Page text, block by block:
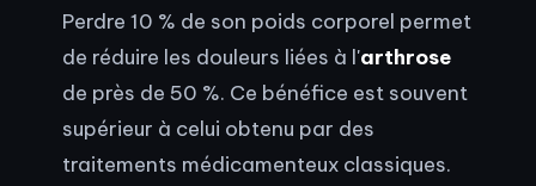
Perdre 10 % de son poids corporel permet
de réduire les douleurs liées à l'arthrose
de près de 50 %. Ce bénéfice est souvent
supérieur à celui obtenu par des
traitements médicamenteux classiques.